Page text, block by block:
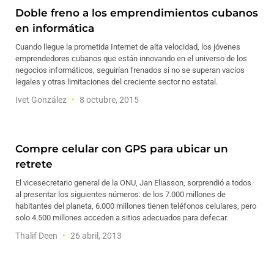
Doble freno a los emprendimientos cubanos
en informática
Cuando llegue la prometida Internet de alta velocidad, los jóvenes
emprendedores cubanos que están innovando en el universo de los
negocios informáticos, seguirían frenados si no se superan vacíos
legales y otras limitaciones del creciente sector no estatal.
Ivet González 8 octubre, 2015
Compre celular con GPS para ubicar un
retrete
El vicesecretario general de la ONU, Jan Eliasson, sorprendió a todos
al presentar los siguientes números: de los 7.000 millones de
habitantes del planeta, 6.000 millones tienen teléfonos celulares, pero
solo 4.500 millones acceden a sitios adecuados para defecar.
Thalif Deen 26 abril, 2013